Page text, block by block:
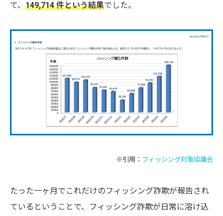
て、 149,714 件という結果でした。
※引用： フィッシング対策協議会
たった一ヶ月でこれだけのフィッシング詐欺が報告され
ているということで、フィッシング詐欺が日常に溶け込